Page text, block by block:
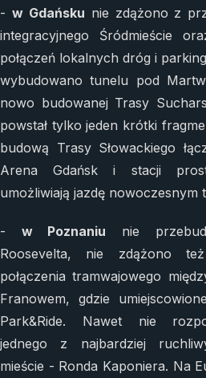
- w Gdańsku nie zdążono z
integracyjnego Śródmieście
połączeń lokalnych dróg i
wybudowano tunelu pod
nowo budowanej Trasy
powstał tylko jeden krótki
budową Trasy Słowackiego
Arena Gdańsk i stacji
umożliwiają jazdę nowoczesnym
- w Poznaniu nie
Roosevelta, nie zdążono
połączenia tramwajowego
Franowem, gdzie
Park&Ride. Nawet nie
jednego z najbardziej
mieście - Ronda Kaponiera. Na